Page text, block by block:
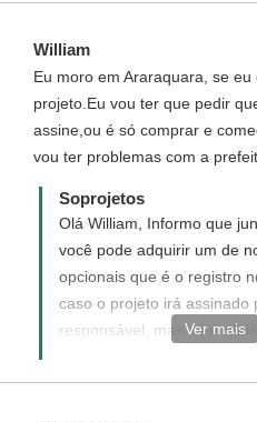
em tabelas de custos
pelos órgãos afins.
projetos acompanham o
Quantitativo de Material,
quantidade de materiais a
construção sem valores
entregues em arquivo .xls
maior comodidade. Você
dos materiais da sua
calcula automaticamente o
Sugerimos que adquira o
William
Eu moro em Araraquara, se
projeto.Eu vou ter que pedir
assine,ou é só comprar e
vou ter problemas com a
Soprojetos
Olá William, Informo que
você pode adquirir um de
opcionais que é o registro
caso o projeto irá assinado
responsável, mas este
contrate em sua cidade um
Ver mais